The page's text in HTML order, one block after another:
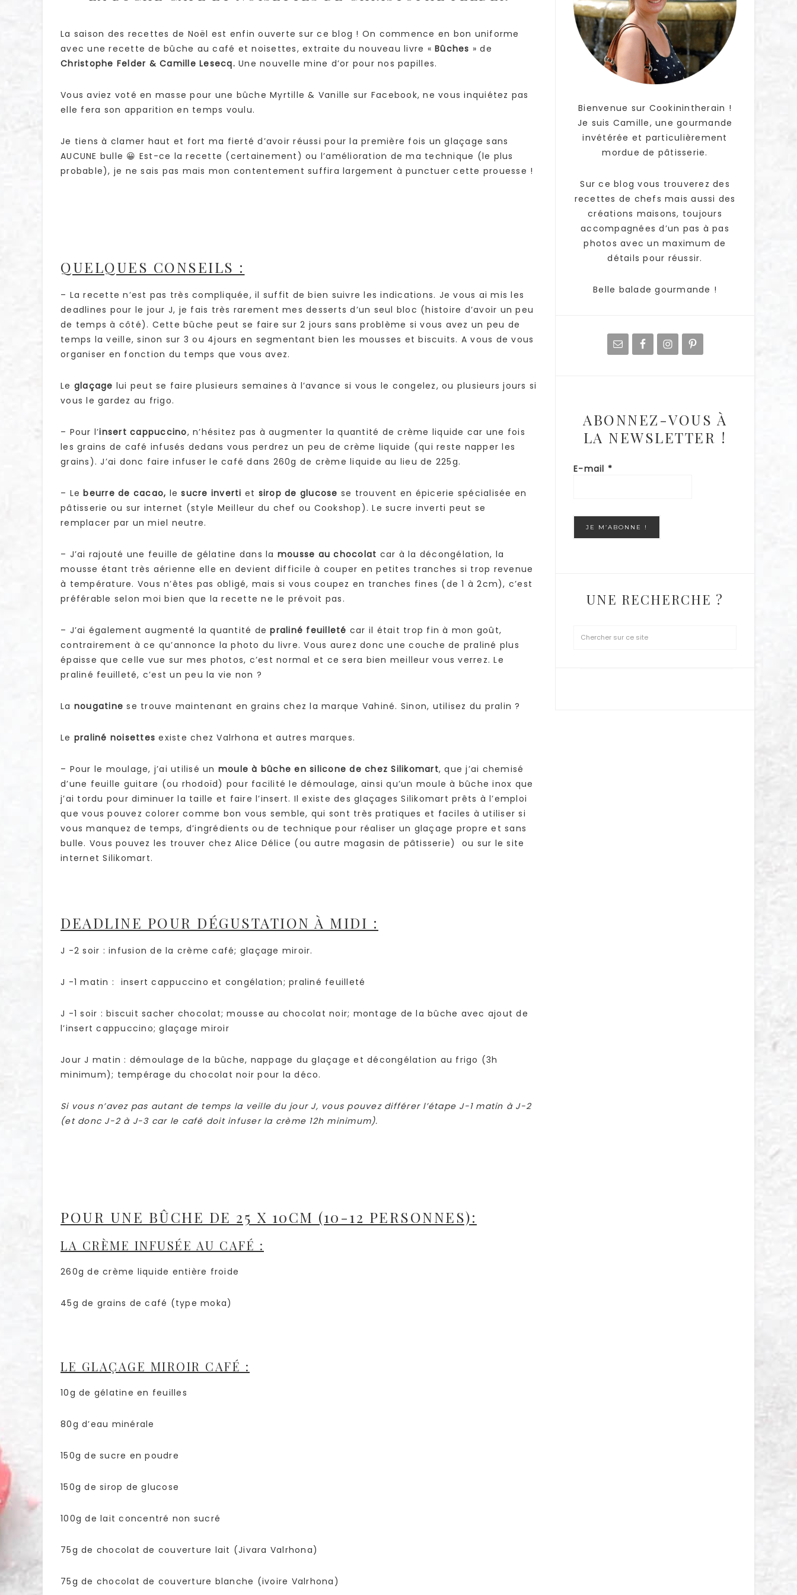
La saison des recettes de Noël est enfin ouverte sur ce blog ! On commence en bon uniforme
avec une recette de bûche au café et noisettes, extraite du nouveau livre « Bûches » de
Christophe Felder & Camille Lesecq. Une nouvelle mine d’or pour nos papilles.
Vous aviez voté en masse pour une bûche Myrtille & Vanille sur Facebook, ne vous inquiétez pas
elle fera son apparition en temps voulu.
Je tiens à clamer haut et fort ma fierté d’avoir réussi pour la première fois un glaçage sans
AUCUNE bulle 😀 Est-ce la recette (certainement) ou l’amélioration de ma technique (le plus
probable), je ne sais pas mais mon contentement suffira largement à punctuer cette prouesse !
QUELQUES CONSEILS :
– La recette n’est pas très compliquée, il suffit de bien suivre les indications. Je vous ai mis les
deadlines pour le jour J, je fais très rarement mes desserts d’un seul bloc (histoire d’avoir un peu
de temps à côté). Cette bûche peut se faire sur 2 jours sans problème si vous avez un peu de
temps la veille, sinon sur 3 ou 4jours en segmentant bien les mousses et biscuits. A vous de vous
organiser en fonction du temps que vous avez.
Le glaçage lui peut se faire plusieurs semaines à l’avance si vous le congelez, ou plusieurs jours si
vous le gardez au frigo.
– Pour l’insert cappuccino, n’hésitez pas à augmenter la quantité de crème liquide car une fois
les grains de café infusés dedans vous perdrez un peu de crème liquide (qui reste napper les
grains). J’ai donc faire infuser le café dans 260g de crème liquide au lieu de 225g.
– Lebeurre de cacao, lesucre inverti et sirop de glucose se trouvent en épicerie spécialisée en
pâtisserie ou sur internet (style Meilleur du chef ou Cookshop). Le sucre inverti peut se
remplacer par un miel neutre.
– J’ai rajouté une feuille de gélatine dans la mousse au chocolat car à la décongélation, la
mousse étant très aérienne elle en devient difficile à couper en petites tranches si trop revenue
à température. Vous n’êtes pas obligé, mais si vous coupez en tranches fines (de 1 à 2cm), c’est
préférable selon moi bien que la recette ne le prévoit pas.
– J’ai également augmenté la quantité depraliné feuilleté car il était trop fin à mon goût,
contrairement à ce qu’annonce la photo du livre. Vous aurez donc une couche de praliné plus
épaisse que celle vue sur mes photos, c’est normal et ce sera bien meilleur vous verrez. Le
praliné feuilleté, c’est un peu la vie non ?
La nougatine se trouve maintenant en grains chez la marque Vahiné. Sinon, utilisez du pralin ?
Le praliné noisettes existe chez Valrhona et autres marques.
– Pour le moulage, j’ai utilisé un moule à bûche en silicone de chez Silikomart, que j’ai chemisé
d’une feuille guitare (ou rhodoïd) pour facilité le démoulage, ainsi qu’un moule à bûche inox que
j’ai tordu pour diminuer la taille et faire l’insert. Il existe des glaçages Silikomart prêts à l’emploi
que vous pouvez colorer comme bon vous semble, qui sont très pratiques et faciles à utiliser si
vous manquez de temps, d’ingrédients ou de technique pour réaliser un glaçage propre et sans
bulle. Vous pouvez les trouver chez Alice Délice (ou autre magasin de pâtisserie) ou sur le site
internet Silikomart.
DEADLINE POUR DÉGUSTATION À MIDI :
J -2 soir : infusion de la crème café; glaçage miroir.
J -1 matin : insert cappuccino et congélation; praliné feuilleté
J -1 soir : biscuit sacher chocolat; mousse au chocolat noir; montage de la bûche avec ajout de
l’insert cappuccino; glaçage miroir
Jour J matin : démoulage de la bûche, nappage du glaçage et décongélation au frigo (3h
minimum); tempérage du chocolat noir pour la déco.
Si vous n’avez pas autant de temps la veille du jour J, vous pouvez différer l’étape J-1 matin à J-2
(et donc J-2 à J-3 car le café doit infuser la crème 12h minimum).
POUR UNE BÛCHE DE 25 X 10CM (10-12 PERSONNES):
LA CRÈME INFUSÉE AU CAFÉ :
260g de crème liquide entière froide
45g de grains de café (type moka)
LE GLAÇAGE MIROIR CAFÉ :
10g de gélatine en feuilles
80g d’eau minérale
150g de sucre en poudre
150g de sirop de glucose
100g de lait concentré non sucré
75g de chocolat de couverture lait (Jivara Valrhona)
75g de chocolat de couverture blanche (ivoire Valrhona)
Bienvenue sur Cookinintherain !
Je suis Camille, une gourmande
invétérée et particulièrement
mordue de pâtisserie.
Sur ce blog vous trouverez des
recettes de chefs mais aussi des
créations maisons, toujours
accompagnées d’un pas à pas
photos avec un maximum de
détails pour réussir.
Belle balade gourmande !
ABONNEZ-VOUS À
LA NEWSLETTER !
E-mail *
UNE RECHERCHE ?